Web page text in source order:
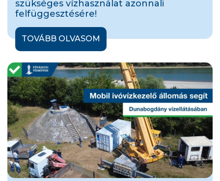
szükséges vízhasználat azonnali
felfüggesztésére!
TOVÁBB OLVASOM